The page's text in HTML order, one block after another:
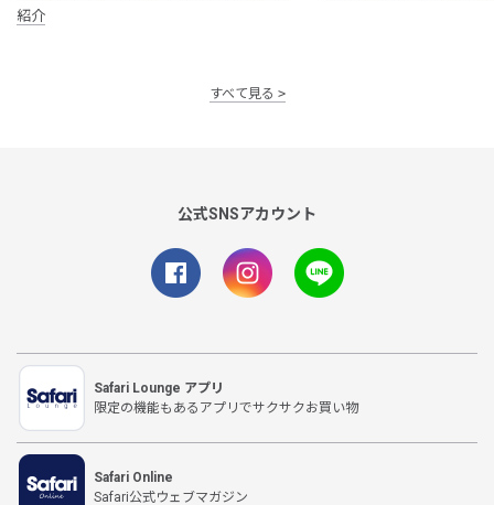
紹介
すべて見る
公式SNSアカウント
Safari Lounge アプリ
限定の機能もあるアプリでサクサクお買い物
Safari Online
Safari公式ウェブマガジン